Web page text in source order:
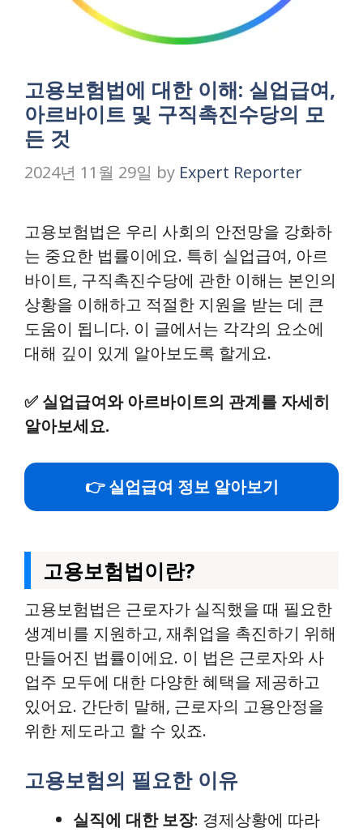
고용보험법에 대한 이해: 실업급여,
아르바이트 및 구직촉진수당의 모
든 것
2024년 11월 29일 by Expert Reporter
고용보험법은 우리 사회의 안전망을 강화하
는 중요한 법률이에요. 특히 실업급여, 아르
바이트, 구직촉진수당에 관한 이해는 본인의
상황을 이해하고 적절한 지원을 받는 데 큰
도움이 됩니다. 이 글에서는 각각의 요소에
대해 깊이 있게 알아보도록 할게요.
✅ 실업급여와 아르바이트의 관계를 자세히
알아보세요.
👉 실업급여 정보 알아보기
고용보험법이란?
고용보험법은 근로자가 실직했을 때 필요한
생계비를 지원하고, 재취업을 촉진하기 위해
만들어진 법률이에요. 이 법은 근로자와 사
업주 모두에 대한 다양한 혜택을 제공하고
있어요. 간단히 말해, 근로자의 고용안정을
위한 제도라고 할 수 있죠.
고용보험의 필요한 이유
실직에 대한 보장: 경제상황에 따라